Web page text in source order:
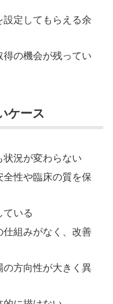
定してもらえる余
の機会が残ってい
ケース
況が変わらない
性や臨床の質を保
いる
組みがなく、改善
方向性が大きく異